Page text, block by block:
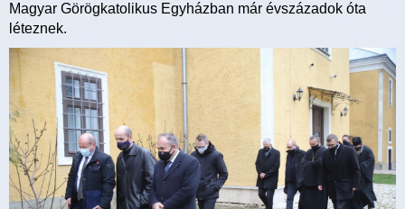
Magyar Görögkatolikus Egyházban már évszázadok óta
léteznek.